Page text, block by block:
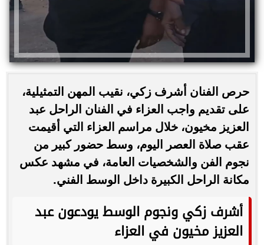
حرص الفنان أشرف زكي، نقيب المهن التمثيلية،
على تقديم واجب العزاء في الفنان الراحل عبد
العزيز مخيون، خلال مراسم العزاء التي أقيمت
عقب صلاة العصر اليوم، وسط حضور كبير من
نجوم الفن والشخصيات العامة، في مشهد عكس
مكانة الراحل الكبيرة داخل الوسط الفني.
أشرف زكي ونجوم الوسط يودعون عبد
العزيز مخيون في العزاء